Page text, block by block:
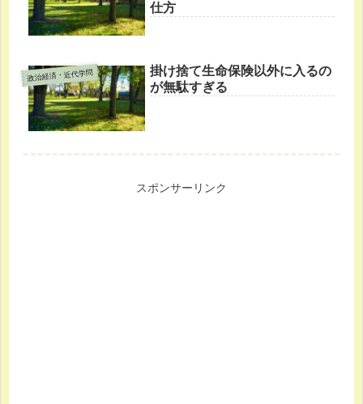
仕方
政治経済・近代学問
掛け捨て生命保険以外に入るの
が無駄すぎる
スポンサーリンク